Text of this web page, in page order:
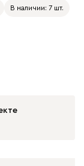
В наличии: 7 шт.